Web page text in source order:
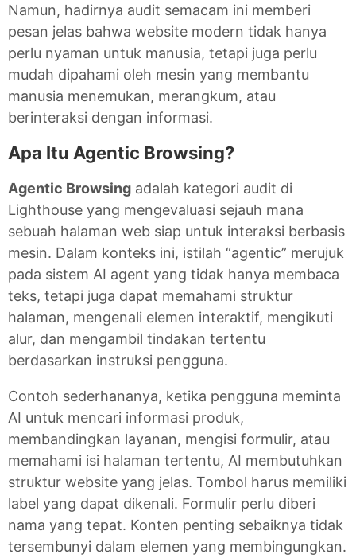
Namun, hadirnya audit semacam ini memberi
pesan jelas bahwa website modern tidak hanya
perlu nyaman untuk manusia, tetapi juga perlu
mudah dipahami oleh mesin yang membantu
manusia menemukan, merangkum, atau
berinteraksi dengan informasi.
Apa Itu Agentic Browsing?
Agentic Browsing adalah kategori audit di
Lighthouse yang mengevaluasi sejauh mana
sebuah halaman web siap untuk interaksi berbasis
mesin. Dalam konteks ini, istilah “agentic” merujuk
pada sistem AI agent yang tidak hanya membaca
teks, tetapi juga dapat memahami struktur
halaman, mengenali elemen interaktif, mengikuti
alur, dan mengambil tindakan tertentu
berdasarkan instruksi pengguna.
Contoh sederhananya, ketika pengguna meminta
AI untuk mencari informasi produk,
membandingkan layanan, mengisi formulir, atau
memahami isi halaman tertentu, AI membutuhkan
struktur website yang jelas. Tombol harus memiliki
label yang dapat dikenali. Formulir perlu diberi
nama yang tepat. Konten penting sebaiknya tidak
tersembunyi dalam elemen yang membingungkan.